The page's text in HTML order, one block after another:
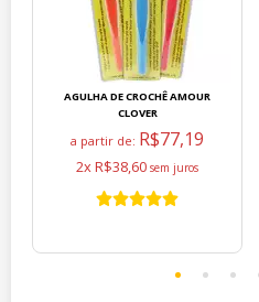
AGULHA DE CROCHÊ AMOUR
CLOVER
a partir de: R$77,19
2x R$38,60